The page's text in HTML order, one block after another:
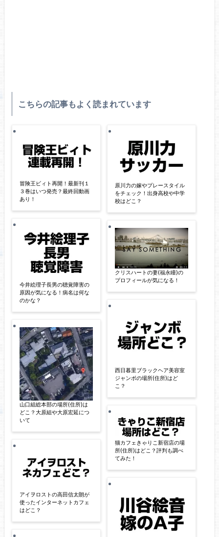
こちらの記事もよく読まれています
冒険王ビィト再開！最新刊１
３巻はいつ発売？最終回動画
あり！
今井絵理子長男の聴覚障害の
原因が気になる！病名は何な
のかな？
山口組総本部の場所(住所)は
どこ？大原組や大原宏延につ
いて
アイヲロストの高田信太朗が
使ったインターネットカフェ
はどこ？
原川力の嫁やプレースタイル
をチェック！出身高校や中学
校はどこ？
クリスハートの妻(福永瞳)の
プロフィールが気になる！
西日暮里ブラックヘア美容室
ジャンボの場所(住所)はど
こ？
猫カフェきゃりこ新宿店の場
所(住所)はどこ？評判も調べ
てみた！